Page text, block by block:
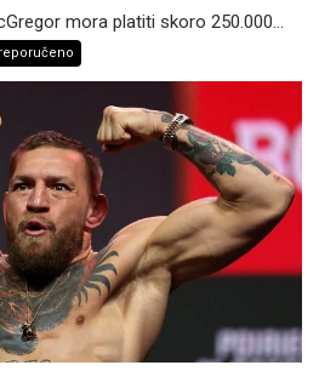
mora platiti skoro 250.000...